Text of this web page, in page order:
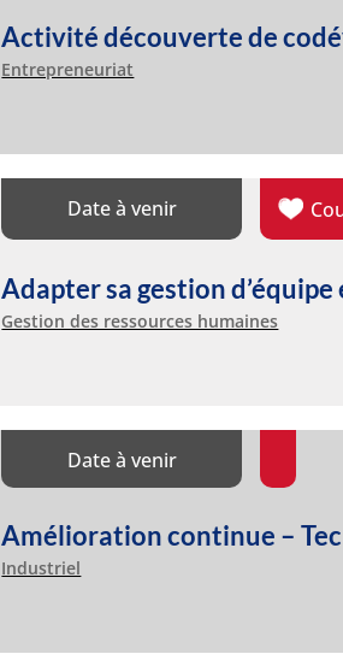
Activité découverte de
Entrepreneuriat
Date à venir
Adapter sa gestion
Gestion des ressources humaines
Date à venir
Amélioration continue –
Industriel